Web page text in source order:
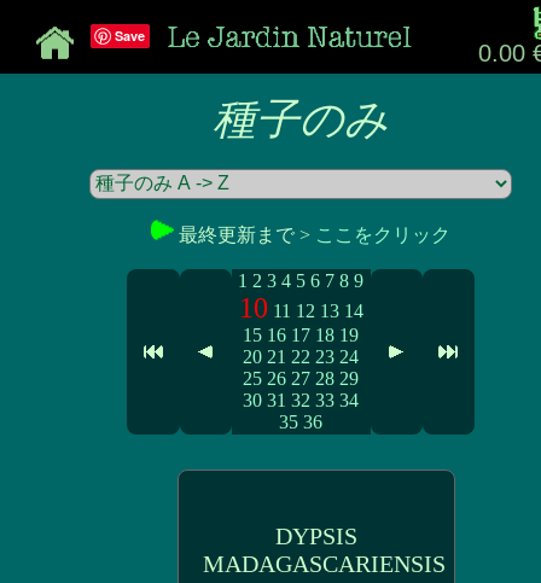
0.00
Save
種子のみ
最終更新まで > ここをクリック
1 2 3 4 5 6 7 8 9
10 11 12 13 14
15 16 17 18 19
20 21 22 23 24
25 26 27 28 29
30 31 32 33 34
35 36
DYPSIS
MADAGASCARIENSIS